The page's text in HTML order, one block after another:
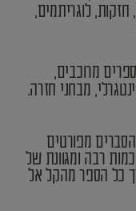
לוגריתמים,
מרוכבים,
מבחני חזרה.
מפורטים
רבה ומגוונת של
כל הספר מהקל אל